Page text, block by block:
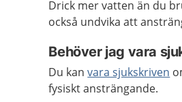
Drick mer vatten än du
också undvika att
Behöver jag vara
Du kanvara sjukskriven
fysiskt ansträngande.